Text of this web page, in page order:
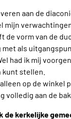
aan de
mijn
de vorm van de
als
had ik mij
stellen.
op de
volledig aan de bak
de kerkelijke